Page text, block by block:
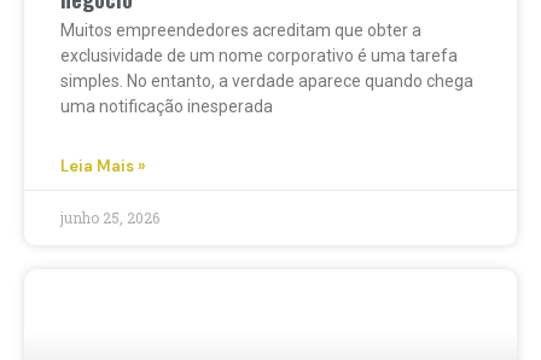
Muitos empreendedores acreditam que obter a
exclusividade de um nome corporativo é uma tarefa
simples. No entanto, a verdade aparece quando chega
uma notificação inesperada
Leia Mais »
junho 25, 2026